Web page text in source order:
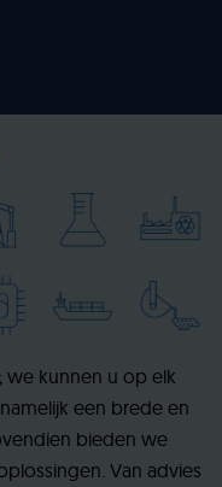
we kunnen u op elk
een brede en
bieden we
Van advies